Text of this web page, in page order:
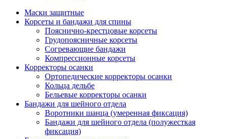
Маски защитные
Корсеты и бандажи для спины
Пояснично-крестцовые корсеты
Грудопоясничные корсеты
Согревающие бандажи
Компрессионные корсеты
Корректоры осанки
Ортопедические корректоры осанки
Кольца дельбе
Бельевые корректоры осанки
Бандажи для шейного отдела
Воротники шанца (умеренная фиксация)
Бандажи для шейного отдела (полужесткая
фиксация)